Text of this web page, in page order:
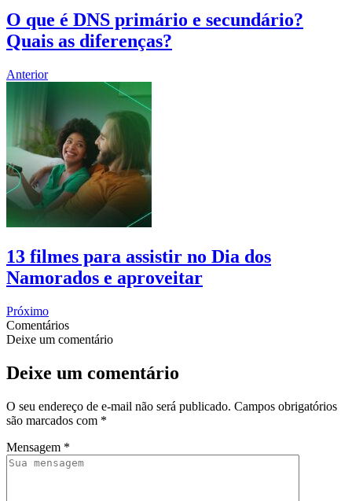
O que é DNS primário e secundário?
Quais as diferenças?
Anterior
13 filmes para assistir no Dia dos
Namorados e aproveitar
Próximo
Comentários
Deixe um comentário
Deixe um comentário
O seu endereço de e-mail não será publicado. Campos obrigatórios
são marcados com *
Mensagem *